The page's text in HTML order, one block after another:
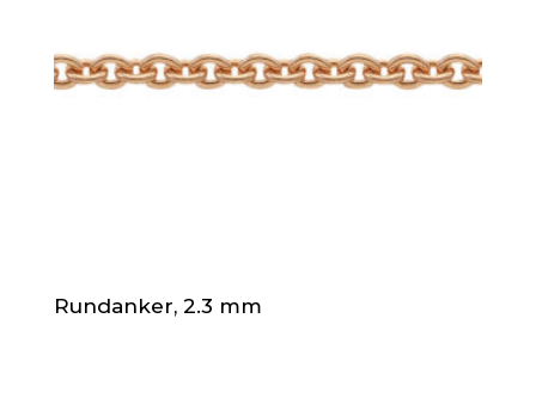
Rundanker, 2.3 mm